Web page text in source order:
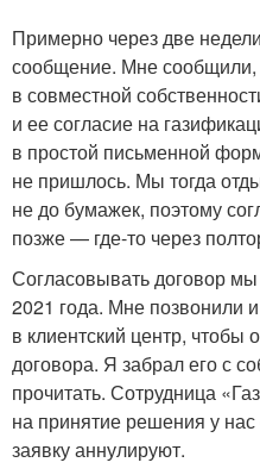
Примерно через две
сообщение. Мне сообщили,
в совместной
и ее согласие на
в простой письменной
не пришлось. Мы тогда
не до бумажек, поэтому
позже — где-то через
Согласовывать договор
2021 года. Мне позвонили
в клиентский центр, чтобы
договора. Я забрал его с
прочитать. Сотрудница
на принятие решения у нас
заявку аннулируют.